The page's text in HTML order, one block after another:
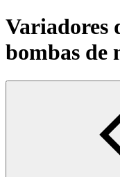
Variadores
bombas de